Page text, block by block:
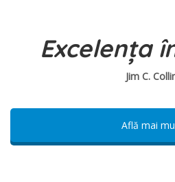
Excelența
Jim C.
Află mai